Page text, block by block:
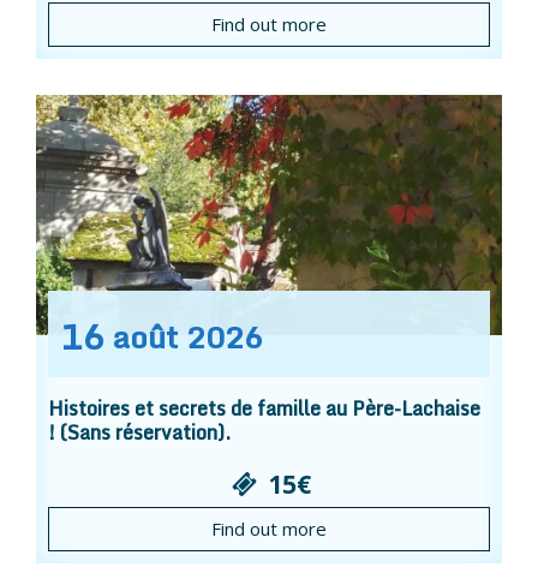
Find out more
16 août 2026
Histoires et secrets de famille au Père-Lachaise
! (Sans réservation).
15€
Find out more